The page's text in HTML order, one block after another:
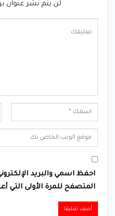
لن يتم نشر عنوان
احفظ اسمي والبريد
المتصفح للمرة الأولى التي